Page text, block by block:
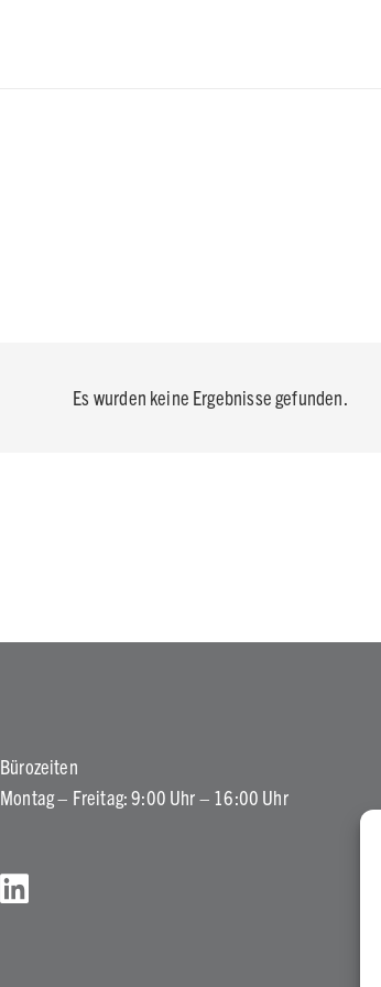
Es wurden keine Ergebnisse gefunden.
Bürozeiten
Montag – Freitag: 9:00 Uhr – 16:00 Uhr